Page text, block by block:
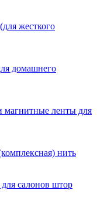
жесткого
домашнего
магнитные ленты для
нить
салонов штор